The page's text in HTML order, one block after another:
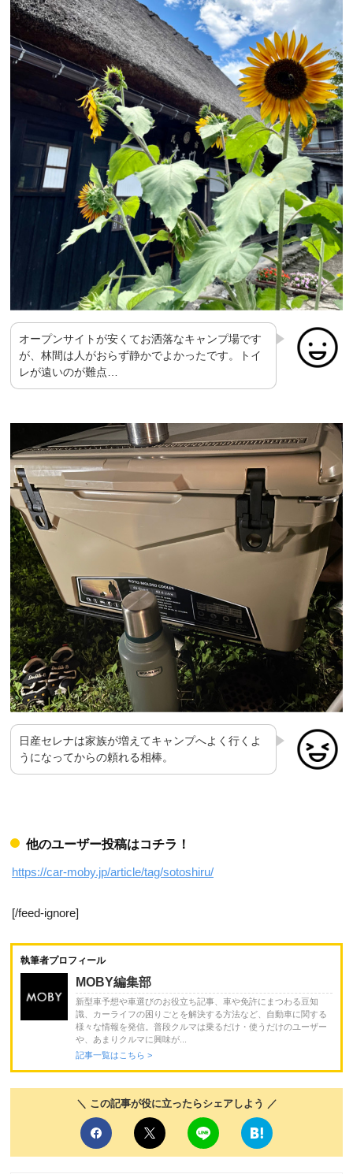
オープンサイトが安くてお洒落なキャンプ場です
が、林間は人がおらず静かでよかったです。トイ
レが遠いのが難点…
日産セレナは家族が増えてキャンプへよく行くよ
うになってからの頼れる相棒。
他のユーザー投稿はコチラ！
https://car-moby.jp/article/tag/sotoshiru/
[/feed-ignore]
執筆者プロフィール
MOBY編集部
新型車予想や車選びのお役立ち記事、車や免許にまつわる豆知
識、カーライフの困りごとを解決する方法など、自動車に関する
様々な情報を発信。普段クルマは乗るだけ・使うだけのユーザー
や、あまりクルマに興味が...
記事一覧はこちら >
＼ この記事が役に立ったらシェアしよう ／